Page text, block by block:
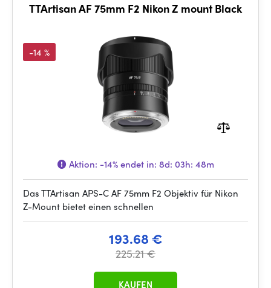
TTArtisan AF 75mm F2 Nikon Z mount Black
-14 %
Aktion: -14%endet in: 8d: 03h: 48m
Das TTArtisan APS-C AF 75mm F2 Objektiv für Nikon
Z-Mount bietet einen schnellen
193.68 €
225.21 €
KAUFEN